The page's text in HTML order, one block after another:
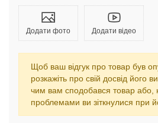
Додати фото Додати відео
Щоб ваш відгук про товар був
розкажіть про свій досвід його
чим вам сподобався товар або,
проблемами ви зіткнулися при